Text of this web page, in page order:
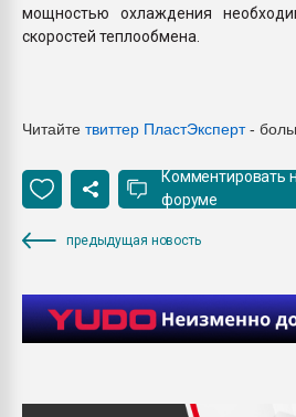
мощностью охлаждения
скоростей теплообмена.
Читайте твиттер ПластЭксперт-
Комментировать
форуме
предыдущая новость